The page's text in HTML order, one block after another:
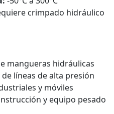
crimpado hidráulico
mangueras hidráulicas
líneas de alta presión
y móviles
y equipo pesado